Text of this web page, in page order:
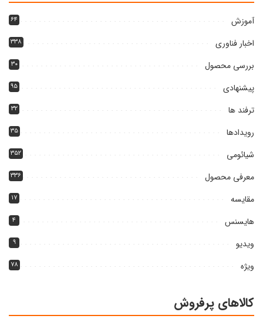
آموزش ۶۴
اخبار فناوری ۳۳۸
بررسی محصول ۳۰
پیشنهادی ۹۵
ترفند ها ۳۲
رویدادها ۳۵
شیائومی ۳۵۲
معرفی محصول ۳۳۶
مقایسه ۱۷
هایسنس ۴
ویدیو ۹
ویژه ۷۸
کالاهای پرفروش